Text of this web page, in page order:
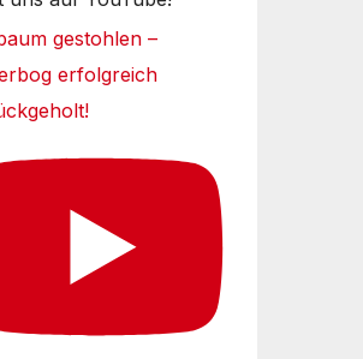
gestohlen –
erfolgreich